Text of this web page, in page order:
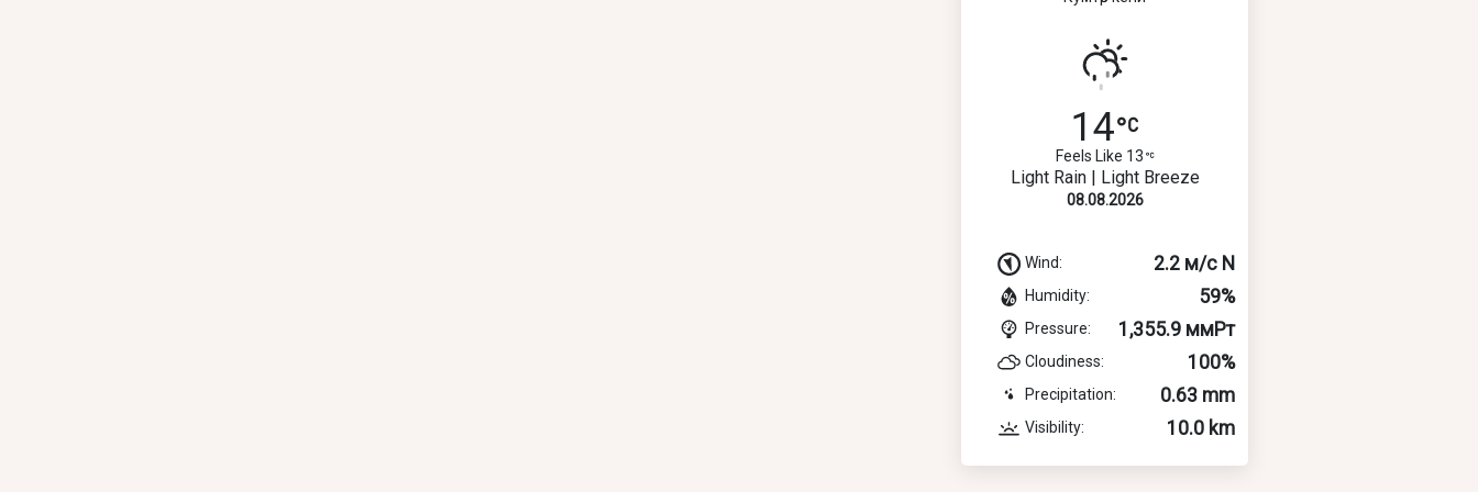
14
Feels Like 13
Light Rain | Light Breeze
08.08.2026
Wind: 2.2 м/с N
Humidity: 59%
Pressure: 1,355.9 ммРт
Cloudiness: 100%
Precipitation: 0.63 mm
Visibility: 10.0 km